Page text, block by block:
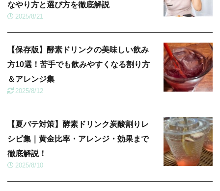
なやり方と選び方を徹底解説
2025/8/21
【保存版】酵素ドリンクの美味しい飲み
方10選！苦手でも飲みやすくなる割り方
＆アレンジ集
2025/8/12
【夏バテ対策】酵素ドリンク炭酸割りレ
シピ集｜黄金比率・アレンジ・効果まで
徹底解説！
2025/8/10